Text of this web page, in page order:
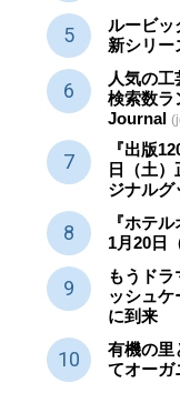
ルービッ
新シリー
人気の
検索数ラ
Journal
『出版
日（土
ジナルグ
『ホテ
1月20日
もうド
ッシュ
に到来
有機の里
てオーガ